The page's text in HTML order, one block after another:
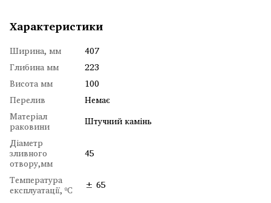
Характеристики
Ширина, мм
407
Глибина мм
223
Висота мм
100
Перелив
Немає
Матеріал
раковини
Штучний камінь
Діаметр
зливного
отвору,мм
45
Температура
експлуатації, ºC
± 65